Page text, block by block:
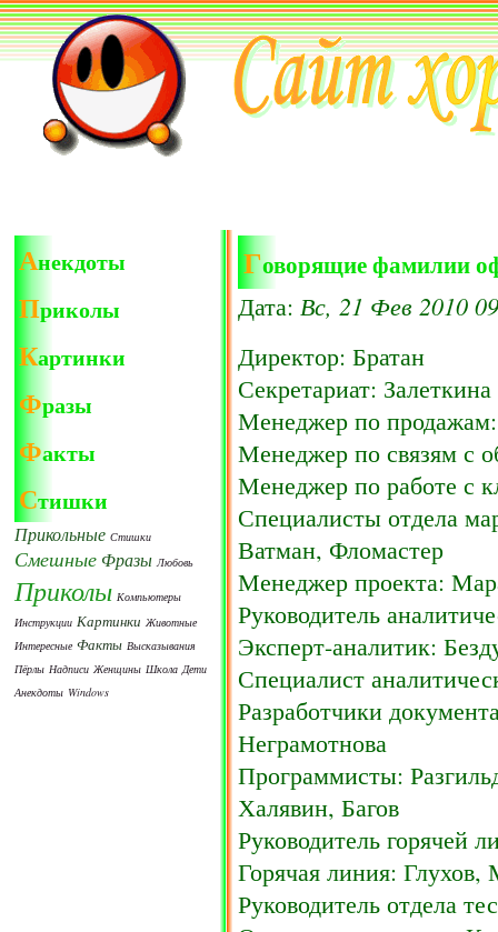
Анекдоты
Приколы
Картинки
Фразы
Факты
Стишки
Прикольные Стишки
Смешные Фразы Любовь
Приколы Компьютеры
Инструкции Картинки Животные
Интересные Факты Высказывания
Пёрлы Надписи Женщины Школа Дети
Анекдоты Windows
Говорящие фамилии
Дата: Вс, 21 Фев 2010
Директор: Братан
Секретариат: Залеткина
Менеджер по
Менеджер по связям с
Менеджер по работе с
Специалисты отдела
Ватман, Фломастер
Менеджер проекта:
Руководитель
Эксперт-аналитик:
Специалист
Разработчики
Неграмотнова
Программисты:
Халявин, Багов
Руководитель горячей
Горячая линия:
Руководитель отдела